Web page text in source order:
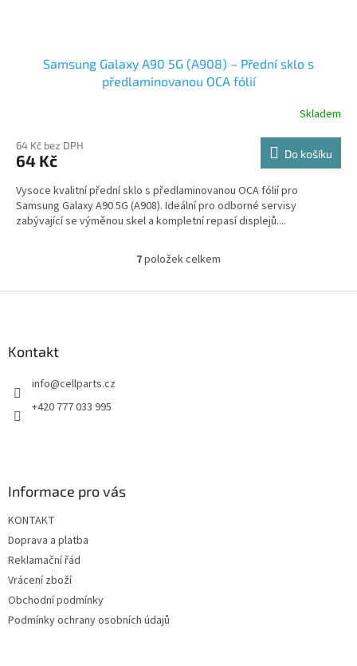
Samsung Galaxy A90 5G (A908) – Přední sklo s
předlaminovanou OCA fólií
Skladem
64 Kč bez DPH
64 Kč Do košíku
Vysoce kvalitní přední sklo s předlaminovanou OCA fólií pro
Samsung Galaxy A90 5G (A908). Ideální pro odborné servisy
zabývající se výměnou skel a kompletní repasí displejů....
O
l
7položek celkem
Kontakt
info@cellparts.cz
+420 777 033 995
Informace pro vás
KONTAKT
Doprava a platba
Reklamační řád
Vrácení zboží
Obchodní podmínky
Podmínky ochrany osobních údajů